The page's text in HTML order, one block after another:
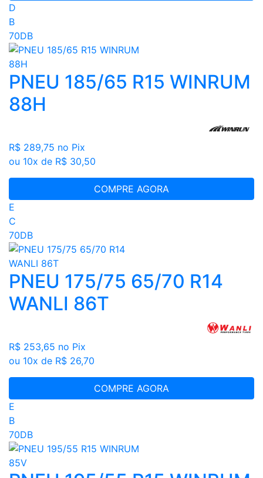
D
B
70DB
PNEU 185/65 R15 WINRUM
88H
R$ 289,75 no Pix
ou 10x de R$ 30,50
COMPRE AGORA
E
C
70DB
PNEU 175/75 65/70 R14
WANLI 86T
R$ 253,65 no Pix
ou 10x de R$ 26,70
COMPRE AGORA
E
B
70DB